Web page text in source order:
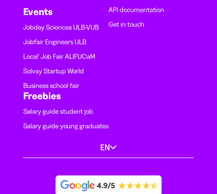
Events
Jobday Sciences ULB-VUB
Jobfair Engineers ULB
Local' Job Fair ALIFUCaM
Solvay Startup World
Business school fair
API documentation
Get in touch
Freebies
Salary guide student job
Salary guide young graduates
EN